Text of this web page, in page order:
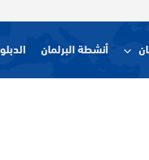
أنشطة البرلمان